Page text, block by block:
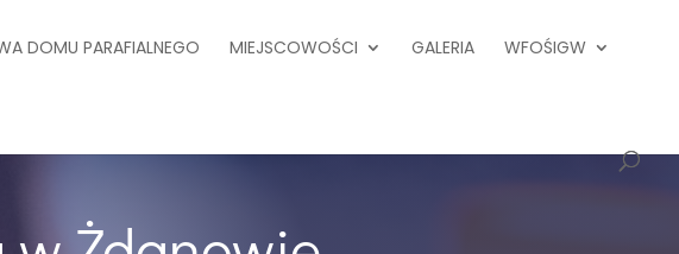
DOMU PARAFIALNEGO MIEJSCOWOŚCI GALERIA WFOŚIGW